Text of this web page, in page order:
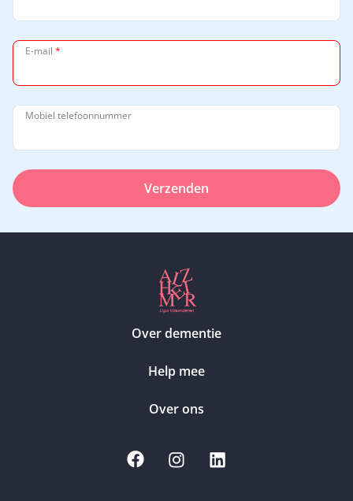
E-mail *
Mobiel telefoonnummer
Verzenden
Over dementie
Help mee
Over ons